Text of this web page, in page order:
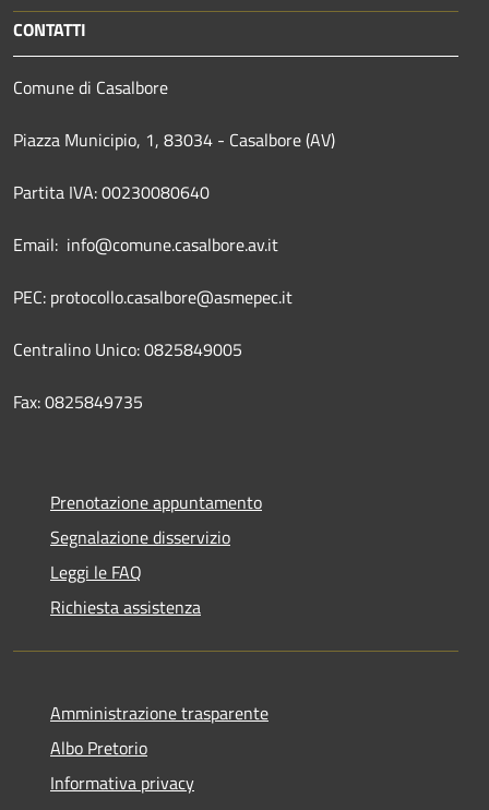
CONTATTI
Comune di Casalbore
Piazza Municipio, 1, 83034 - Casalbore (AV)
Partita IVA: 00230080640
Email: info@comune.casalbore.av.it
PEC: protocollo.casalbore@asmepec.it
Centralino Unico: 0825849005
Fax: 0825849735
Prenotazione appuntamento
Segnalazione disservizio
Leggi le FAQ
Richiesta assistenza
Amministrazione trasparente
Albo Pretorio
Informativa privacy